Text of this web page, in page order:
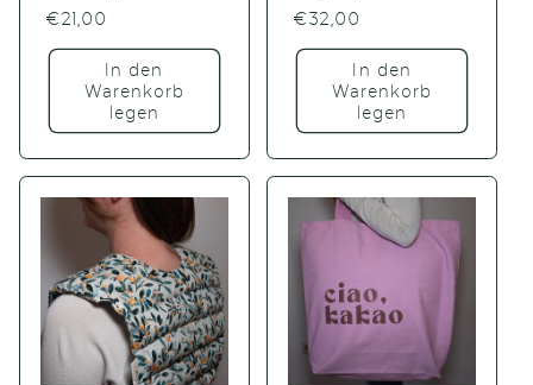
Normaler
Preis
€21,00
In den
Warenkorb
legen
Normaler
Preis
€32,00
In den
Warenkorb
legen